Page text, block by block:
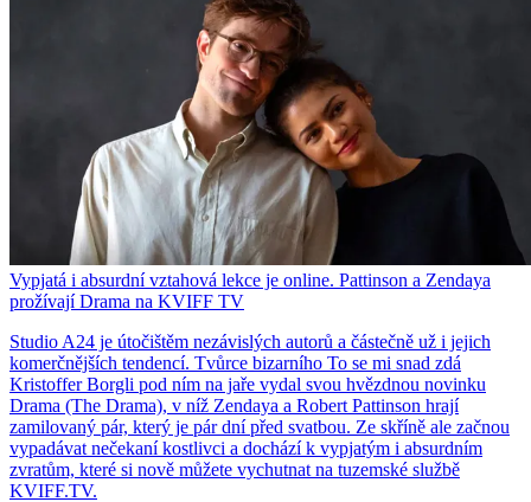
Vypjatá i absurdní vztahová lekce je online. Pattinson a Zendaya
prožívají Drama na KVIFF TV
Studio A24 je útočištěm nezávislých autorů a částečně už i jejich
komerčnějších tendencí. Tvůrce bizarního To se mi snad zdá
Kristoffer Borgli pod ním na jaře vydal svou hvězdnou novinku
Drama (The Drama), v níž Zendaya a Robert Pattinson hrají
zamilovaný pár, který je pár dní před svatbou. Ze skříně ale začnou
vypadávat nečekaní kostlivci a dochází k vypjatým i absurdním
zvratům, které si nově můžete vychutnat na tuzemské službě
KVIFF.TV.